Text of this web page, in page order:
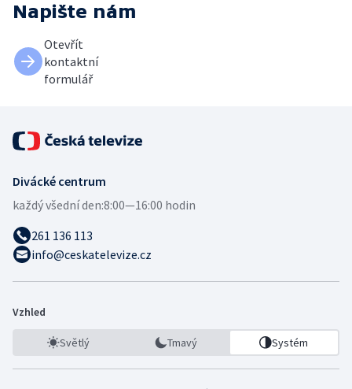
Napište nám
Otevřít
kontaktní
formulář
Divácké centrum
každý všední den:8:00—16:00 hodin
261 136 113
info@ceskatelevize.cz
Vzhled
Světlý Tmavý Systém